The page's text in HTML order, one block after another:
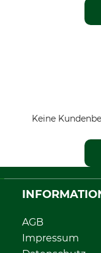
Keine
AGB
Impressum